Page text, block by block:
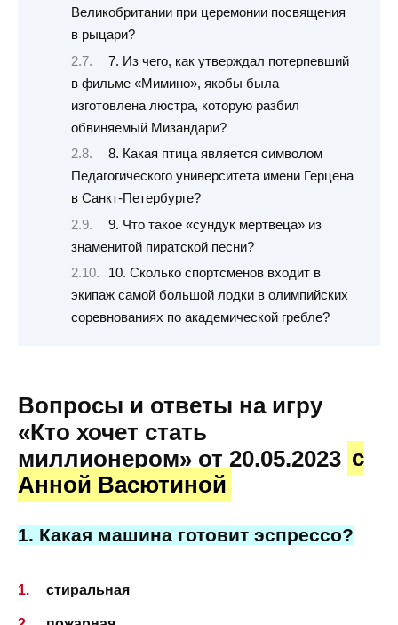
Великобритании при церемонии посвящения
в рыцари?
7. Из чего, как утверждал потерпевший
в фильме «Мимино», якобы была
изготовлена люстра, которую разбил
обвиняемый Мизандари?
8. Какая птица является символом
Педагогического университета имени Герцена
в Санкт-Петербурге?
9. Что такое «сундук мертвеца» из
знаменитой пиратской песни?
10. Сколько спортсменов входит в
экипаж самой большой лодки в олимпийских
соревнованиях по академической гребле?
Вопросы и ответы на игру
«Кто хочет стать
миллионером» от 20.05.2023 с
Анной Васютиной
1. Какая машина готовит эспрессо?
стиральная